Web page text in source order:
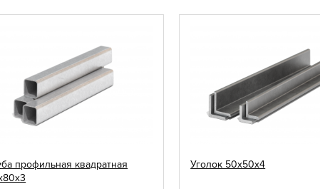
профильная квадратная
Уголок 50х50х4